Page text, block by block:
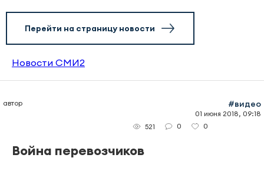
Перейти на страницу новости
Новости СМИ2
автор #видео
01 июня 2018, 09:18
521
0 0
Война перевозчиков